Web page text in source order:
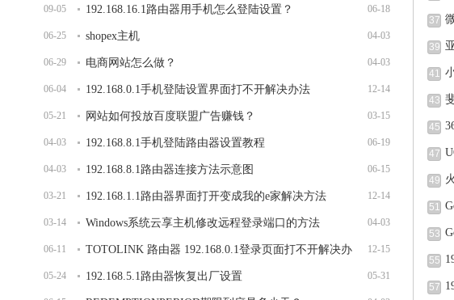
09-05 06-18
192.168.16.1路由器用手机怎么登陆设置？
06-25 04-03
shopex主机
06-29 04-03
电商网站怎么做？
06-04 12-14
192.168.0.1手机登陆设置界面打不开解决办法
05-21 03-15
网站如何投放百度联盟广告赚钱？
04-03 06-19
192.168.8.1手机登陆路由器设置教程
04-03 06-15
192.168.8.1路由器连接方法示意图
03-21 12-14
192.168.1.1路由器界面打开变成我的e家解决方法
03-14 04-03
Windows系统云享主机修改远程登录端口的方法
06-11 12-15
TOTOLINK 路由器 192.168.0.1登录页面打不开解决办
法
05-24 05-31
192.168.5.1路由器恢复出厂设置
37
39
41
43
45
47
49
51
53
长中
55
57